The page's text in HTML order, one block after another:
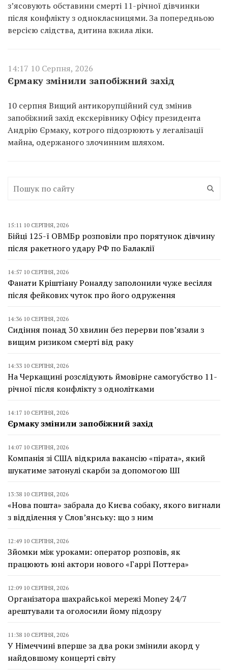
з’ясовують обставини смерті 11-річної дівчинки
після конфлікту з однокласницями. За попередньою
версією слідства, дитина вжила ліки.
14:17 10 Серпня, 2026
Єрмаку змінили запобіжний захід
10 серпня Вищий антикорупційний суд змінив
запобіжний захід екскерівнику Офісу президента
Андрію Єрмаку, котрого підозрюють у легалізації
майна, одержаного злочинним шляхом.
15:11 10 СЕРПНЯ, 2026
Бійці 125-ї ОВМБр розповіли про порятунок дівчину
після ракетного удару РФ по Балаклії
14:57 10 СЕРПНЯ, 2026
Фанати Кріштіану Роналду заполонили чуже весілля
після фейкових чуток про його одруження
14:36 10 СЕРПНЯ, 2026
Сидіння понад 30 хвилин без перерви пов’язали з
вищим ризиком смерті від раку
14:33 10 СЕРПНЯ, 2026
На Черкащині розслідують ймовірне самогубство 11-
річної після конфлікту з однолітками
14:17 10 СЕРПНЯ, 2026
Єрмаку змінили запобіжний захід
14:07 10 СЕРПНЯ, 2026
Компанія зі США відкрила вакансію «пірата», який
шукатиме затонулі скарби за допомогою ШІ
13:38 10 СЕРПНЯ, 2026
«Нова пошта» забрала до Києва собаку, якого вигнали
з відділення у Слов’янську: що з ним
12:49 10 СЕРПНЯ, 2026
Зйомки між уроками: оператор розповів, як
працюють юні актори нового «Гаррі Поттера»
12:09 10 СЕРПНЯ, 2026
Організатора шахрайської мережі Money 24/7
арештували та оголосили йому підозру
11:38 10 СЕРПНЯ, 2026
У Німеччині вперше за два роки змінили акорд у
найдовшому концерті світу